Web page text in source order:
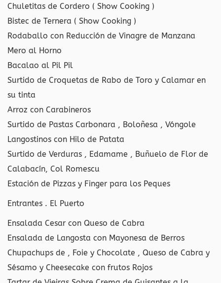
Chuletitas de Cordero ( Show Cooking )
Bistec de Ternera ( Show Cooking )
Rodaballo con Reducción de Vinagre de Manzana
Mero al Horno
Bacalao al Pil Pil
Surtido de Croquetas de Rabo de Toro y Calamar en
su tinta
Arroz con Carabineros
Surtido de Pastas Carbonara , Boloñesa , Vóngole
Langostinos con Hilo de Patata
Surtido de Verduras , Edamame , Buñuelo de Flor de
Calabacín, Col Romescu
Estación de Pizzas y Finger para los Peques
Entrantes . El Puerto
Ensalada Cesar con Queso de Cabra
Ensalada de Langosta con Mayonesa de Berros
Chupachups de , Foie y Chocolate , Queso de Cabra y
Sésamo y Cheesecake con frutos Rojos